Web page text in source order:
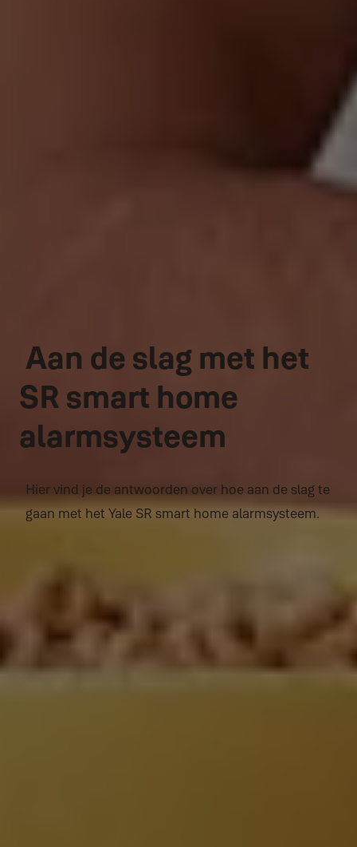
Aan de slag met het
SR smart home
alarmsysteem
Hier vind je de antwoorden over hoe aan de slag te
gaan met het Yale SR smart home alarmsysteem.